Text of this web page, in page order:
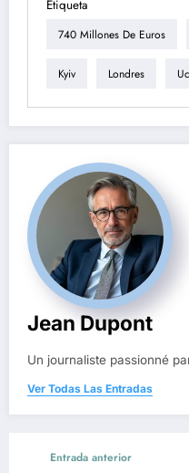
Etiqueta
740 Millones De Euros
Kyiv Londres
Jean Dupont
Un journaliste passionné
Ver Todas Las Entradas
Entrada anterior